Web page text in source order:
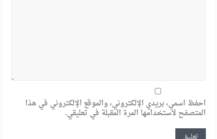
احفظ اسمي، بريدي الإلكتروني، والموقع الإلكتروني في هذا
المتصفح لاستخدامها المرة المقبلة في تعليقي.